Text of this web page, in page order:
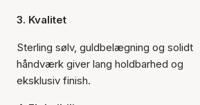
3. Kvalitet
Sterling sølv, guldbelægning og solidt
håndværk giver lang holdbarhed og
eksklusiv finish.